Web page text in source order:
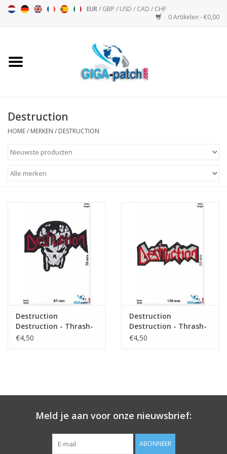
EUR/ GBP / USD / CAD / CHF
0 Artikelen - €0,00
Motor Sport - Sport
Sleutelhanger
Destruction
HOME/ MERKEN / DESTRUCTION
Destruction
Destruction - Thrash-
Metal-Band - Skull
€4,50
Destruction
Destruction - Thrash-
Metal-Bands
€4,50
Meld je aan voor onze nieuwsbrief:
ABONNEER